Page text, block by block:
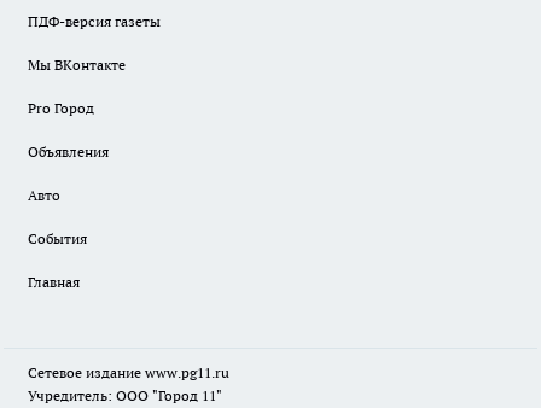
ПДФ-версия газеты
Мы ВКонтакте
Pro Город
Объявления
Авто
События
Главная
Сетевое издание www.pg11.ru
Учредитель: ООО "Город 11"